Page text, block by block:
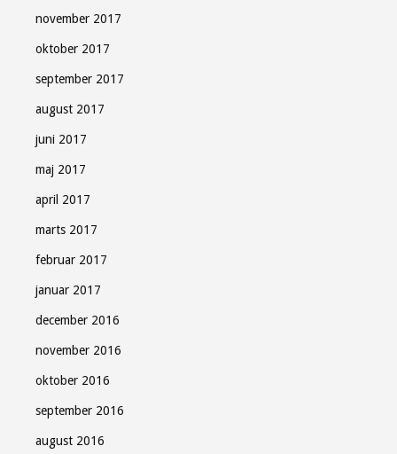
november 2017
oktober 2017
september 2017
august 2017
juni 2017
maj 2017
april 2017
marts 2017
februar 2017
januar 2017
december 2016
november 2016
oktober 2016
september 2016
august 2016